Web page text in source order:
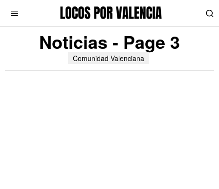
Noticias - Page 3
Comunidad Valenciana